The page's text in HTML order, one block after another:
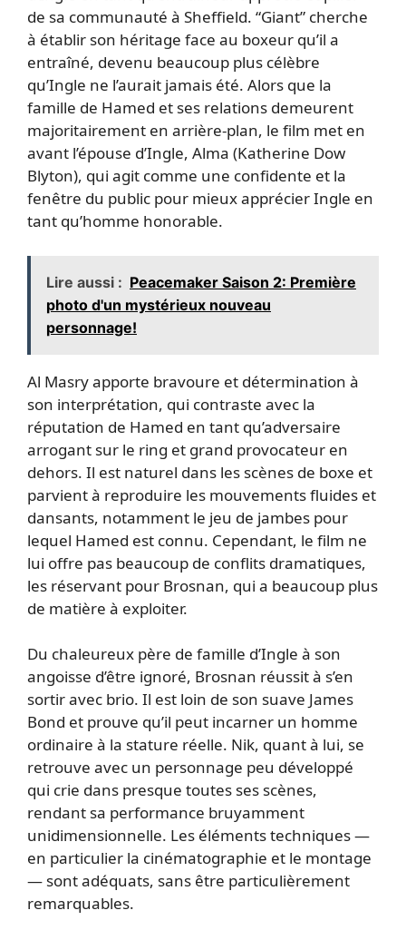
de sa communauté à Sheffield. “Giant” cherche
à établir son héritage face au boxeur qu’il a
entraîné, devenu beaucoup plus célèbre
qu’Ingle ne l’aurait jamais été. Alors que la
famille de Hamed et ses relations demeurent
majoritairement en arrière-plan, le film met en
avant l’épouse d’Ingle, Alma (Katherine Dow
Blyton), qui agit comme une confidente et la
fenêtre du public pour mieux apprécier Ingle en
tant qu’homme honorable.
Lire aussi : Peacemaker Saison 2: Première
photo d'un mystérieux nouveau
personnage!
Al Masry apporte bravoure et détermination à
son interprétation, qui contraste avec la
réputation de Hamed en tant qu’adversaire
arrogant sur le ring et grand provocateur en
dehors. Il est naturel dans les scènes de boxe et
parvient à reproduire les mouvements fluides et
dansants, notamment le jeu de jambes pour
lequel Hamed est connu. Cependant, le film ne
lui offre pas beaucoup de conflits dramatiques,
les réservant pour Brosnan, qui a beaucoup plus
de matière à exploiter.
Du chaleureux père de famille d’Ingle à son
angoisse d’être ignoré, Brosnan réussit à s’en
sortir avec brio. Il est loin de son suave James
Bond et prouve qu’il peut incarner un homme
ordinaire à la stature réelle. Nik, quant à lui, se
retrouve avec un personnage peu développé
qui crie dans presque toutes ses scènes,
rendant sa performance bruyamment
unidimensionnelle. Les éléments techniques —
en particulier la cinématographie et le montage
— sont adéquats, sans être particulièrement
remarquables.